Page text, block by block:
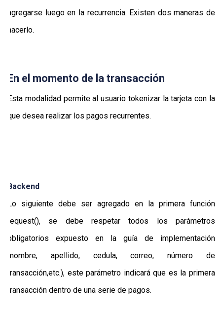
agregarse luego en la recurrencia. Existen dos maneras de
hacerlo.
En el momento de la transacción
Esta modalidad permite al usuario tokenizar la tarjeta con la
que desea realizar los pagos recurrentes.
Backend
Lo siguiente debe ser agregado en la primera función
request(), se debe respetar todos los parámetros
obligatorios expuesto en la guía de implementación
(nombre, apellido, cedula, correo, número de
transacción,etc.), este parámetro indicará que es la primera
transacción dentro de una serie de pagos.